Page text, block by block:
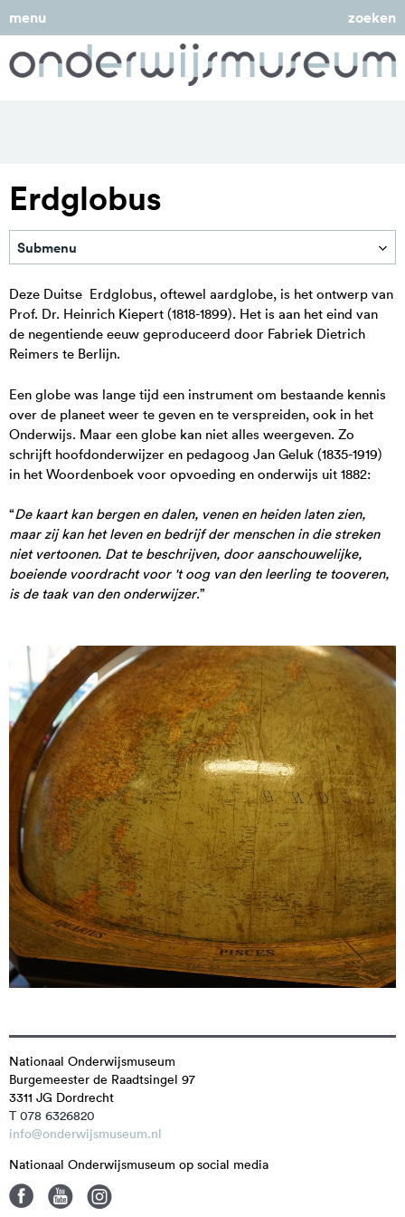
menu zoeken
Erdglobus
Submenu
Materiaal schenken
Bruiklenen
Beeld aanvragen
Onderzoek doen
Deze Duitse Erdglobus, oftewel aardglobe, is het ontwerp van
Prof. Dr. Heinrich Kiepert (1818-1899). Het is aan het eind van
de negentiende eeuw geproduceerd door Fabriek Dietrich
Reimers te Berlijn.
Een globe was lange tijd een instrument om bestaande kennis
over de planeet weer te geven en te verspreiden, ook in het
Onderwijs. Maar een globe kan niet alles weergeven. Zo
schrijft hoofdonderwijzer en pedagoog Jan Geluk (1835-1919)
in het Woordenboek voor opvoeding en onderwijs uit 1882:
“De kaart kan bergen en dalen, venen en heiden laten zien,
maar zij kan het leven en bedrijf der menschen in die streken
niet vertoonen. Dat te beschrijven, door aanschouwelijke,
boeiende voordracht voor 't oog van den leerling te tooveren,
is de taak van den onderwijzer.”
Nationaal Onderwijsmuseum
Burgemeester de Raadtsingel 97
3311 JG Dordrecht
T 078 6326820
info@onderwijsmuseum.nl
Nationaal Onderwijsmuseum op social media